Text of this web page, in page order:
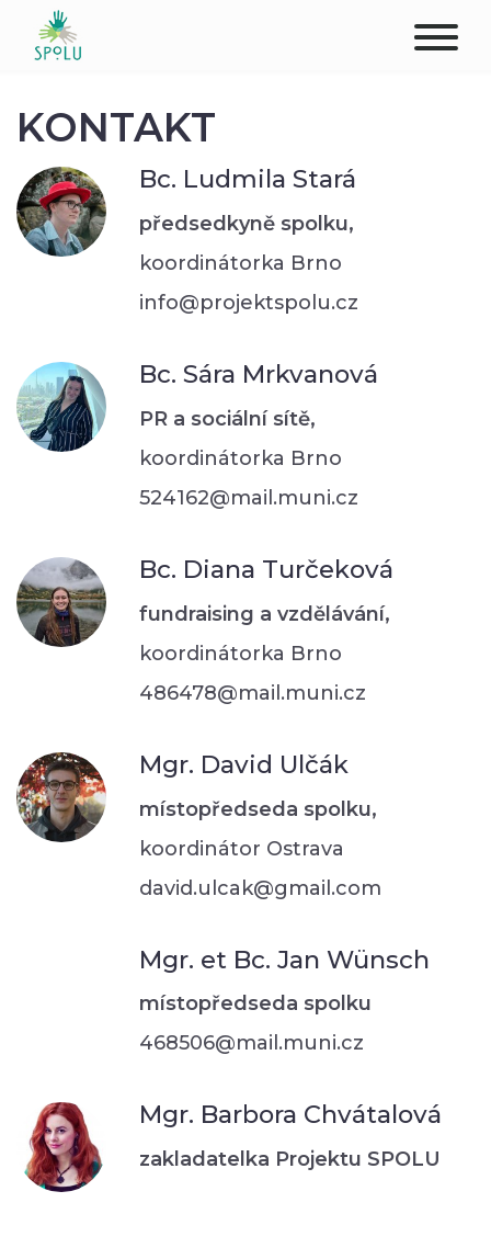
PODPOŘTE NÁS
PŮSOBIŠTĚ
PROFESIONÁLOVÉ
STUDENTI
KONTAKT
Bc. Ludmila Stará
předsedkyně spolku,
koordinátorka Brno
info@projektspolu.cz
Bc. Sára Mrkvanová
PR a sociální sítě,
koordinátorka Brno
524162@mail.muni.cz
Bc. Diana Turčeková
fundraising a vzdělávání,
koordinátorka Brno
486478@mail.muni.cz
Mgr. David Ulčák
místopředseda spolku,
koordinátor Ostrava
david.ulcak@gmail.com
Mgr. et Bc. Jan Wünsch
místopředseda spolku
468506@mail.muni.cz
Mgr. Barbora Chvátalová
zakladatelka Projektu SPOLU